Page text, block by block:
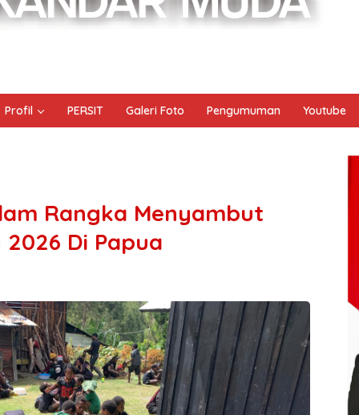
Profil PERSIT Galeri Foto Pengumuman Youtube
Rangka Menyambut
Di Papua